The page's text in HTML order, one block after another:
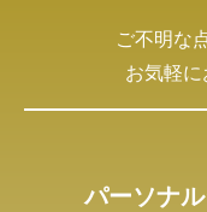
ご不明な
お気軽に
パーソナ